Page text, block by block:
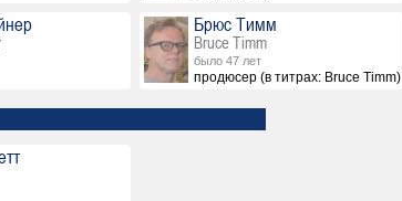
Брюс Тимм
Bruce Timm
было 47 лет
продюсер (в титрах: Bruce Timm)